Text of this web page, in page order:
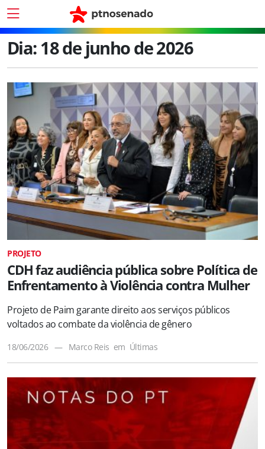
Dia: 18 de junho de 2026
PROJETO
CDH faz audiência pública sobre Política de
Enfrentamento à Violência contra Mulher
Projeto de Paim garante direito aos serviços públicos
voltados ao combate da violência de gênero
18/06/2026 — Marco Reis em Últimas